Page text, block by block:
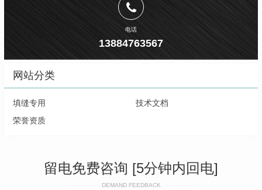
电话
13884763567
网站分类
填缝专用
技术文档
荣誉资质
留电免费咨询 [5分钟内回电]
DEMAND FEEDBACK